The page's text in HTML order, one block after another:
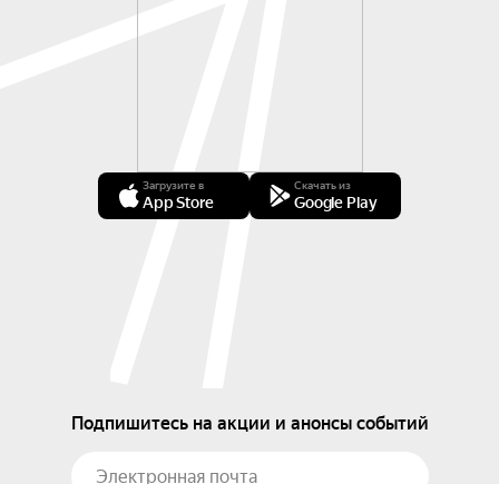
Загрузите в
App Store
Скачать из
Google Play
Подпишитесь на акции и анонсы событий